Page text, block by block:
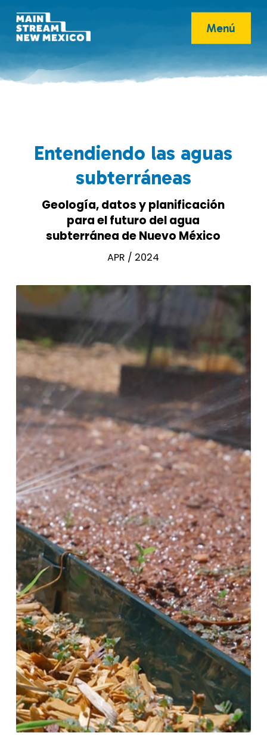
Menú
Entendiendo las aguas
subterráneas
Geología, datos y planificación
para el futuro del agua
subterránea de Nuevo México
APR / 2024